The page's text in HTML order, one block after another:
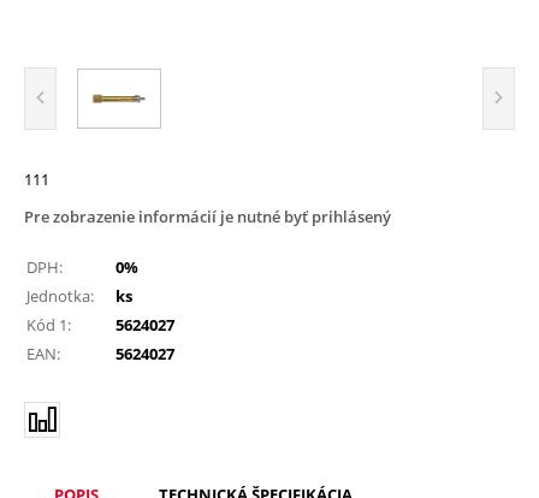
111
Pre zobrazenie informácií je nutné byť prihlásený
DPH:
0%
Jednotka:
ks
Kód 1:
5624027
EAN:
5624027